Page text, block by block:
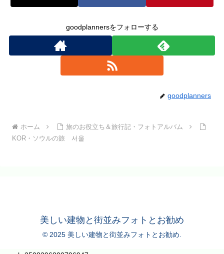
goodplannersをフォローする
goodplanners
ホーム
旅のお役立ち＆旅行記・フォトアルバム
KOR・ソウルの旅 서울
美しい建物と街並みフォトとお勧め
© 2025 美しい建物と街並みフォトとお勧め.